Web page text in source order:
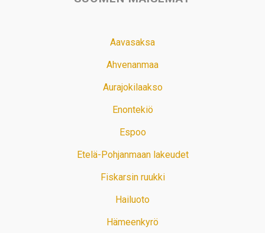
Aavasaksa
Ahvenanmaa
Aurajokilaakso
Enontekiö
Espoo
Etelä-Pohjanmaan lakeudet
Fiskarsin ruukki
Hailuoto
Hämeenkyrö